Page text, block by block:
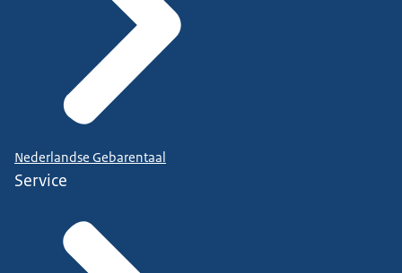
Nederlandse Gebarentaal
Service